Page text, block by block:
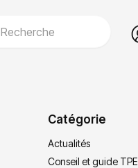
Recherche
Catégorie
Actualités
Conseil et guide TPE